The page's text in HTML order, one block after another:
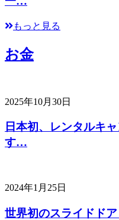
もっと見る
お金
2025年10月30日
日本初、レンタルキ
す…
2024年1月25日
世界初のスライドド